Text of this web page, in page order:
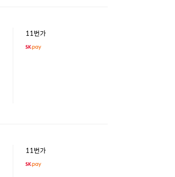
11번가
11번가